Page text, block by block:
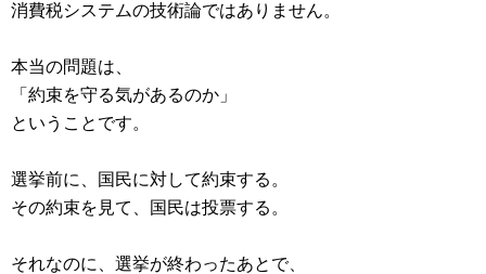
消費税システムの技術論ではありません。
本当の問題は、
「約束を守る気があるのか」
ということです。
選挙前に、国民に対して約束する。
その約束を見て、国民は投票する。
それなのに、選挙が終わったあとで、